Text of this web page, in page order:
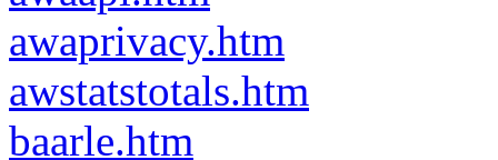
awaprivacy.htm
awstatstotals.htm
baarle.htm